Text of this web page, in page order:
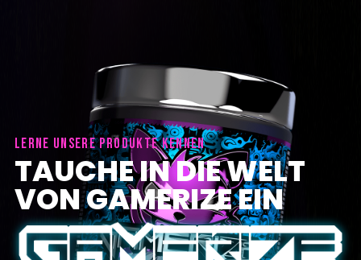
LERNE UNSERE PRODUKTE KENNEN
TAUCHE IN DIE WELT
VON GAMERIZE EIN